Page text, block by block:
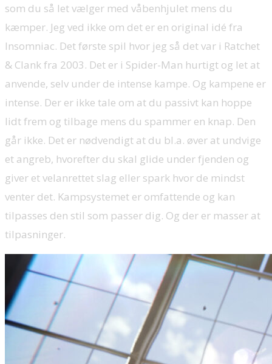
som du så let vælger med våbenhjulet mens du
kæmper. Jeg ved ikke om det er en original idé fra
Insomniac. Det første spil hvor jeg så det var i Ratchet
& Clank fra 2003. Det er i Spider-Man hurtigt og let at
anvende, selv under de intense kampe. Og kampene er
intense. Der er ikke tale om at du passivt kan hoppe
lidt frem og tilbage mens du spammer en knap. Den
går ikke. Det er nødvendigt at du bl.a. øver at undvige
et angreb, hvorefter du skal glide under fjenden og
giver et velanrettet slag eller spark hvor de mindst
venter det. Kampsystemet er omfattende og kan
tilpasses den stil som passer dig. Og der er masser at
tilpasninger.